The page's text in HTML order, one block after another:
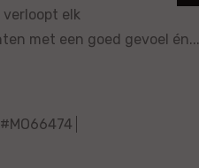
elk
met een goed gevoel én...
#MO66474